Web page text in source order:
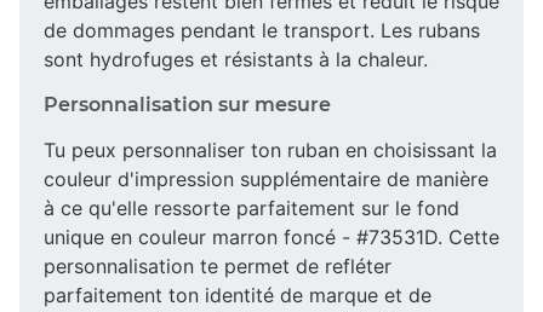
de dommages pendant le transport. Les rubans
sont hydrofuges et résistants à la chaleur.
Personnalisation sur mesure
Tu peux personnaliser ton ruban en choisissant la
couleur d'impression supplémentaire de manière
à ce qu'elle ressorte parfaitement sur le fond
unique en couleur marron foncé - #73531D. Cette
personnalisation te permet de refléter
parfaitement ton identité de marque et de